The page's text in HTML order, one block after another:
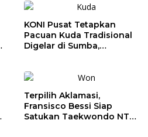
KONI Pusat Tetapkan
Pacuan Kuda Tradisional
Digelar di Sumba,
Terpilih Aklamasi,
Fransisco Bessi Siap
Satukan Taekwondo NTT